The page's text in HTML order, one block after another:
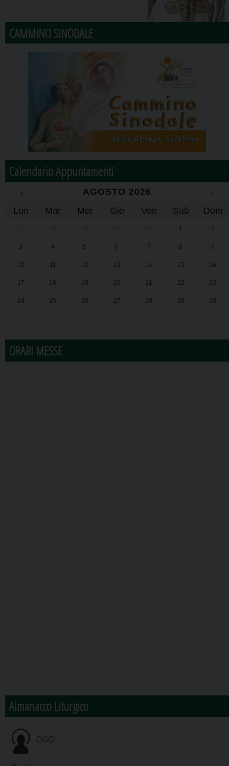
CAMMINO SINODALE
Calendario Appuntamenti
‹ AGOSTO 2026
›
Lun
Mar Mer Gio Ven Sab Dom
1 2
3 4 5 6 7 8 9
10 11 12 13 14 15 16
17 18 19 20 21 22 23
24 25 26 27 28 29 30
ORARI MESSE
Almanacco Liturgico
OGGI: